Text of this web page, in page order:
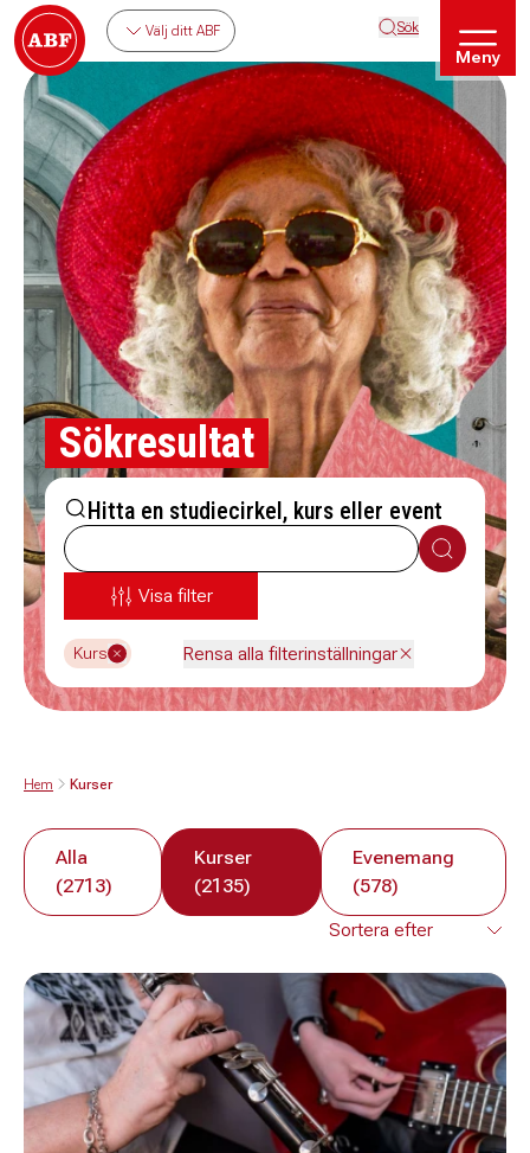
Välj ditt ABF Sök
Meny
Sökresultat
Hitta en studiecirkel, kurs eller event
Sök
Visa filter
Kurs Rensa alla filterinställningar
Hem Kurser
Alla
(2713)
Kurser
(2135)
Evenemang
(578)